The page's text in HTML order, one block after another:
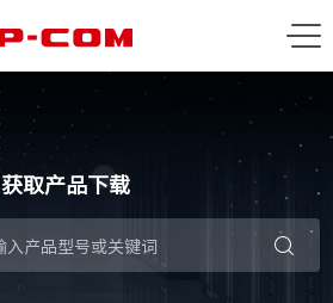
获取产品下载